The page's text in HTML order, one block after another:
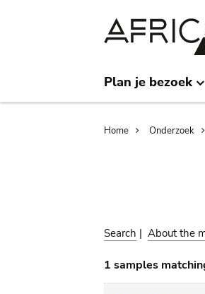
Plan je bezoek
Home Onderzoek
Search | About the
1 samples